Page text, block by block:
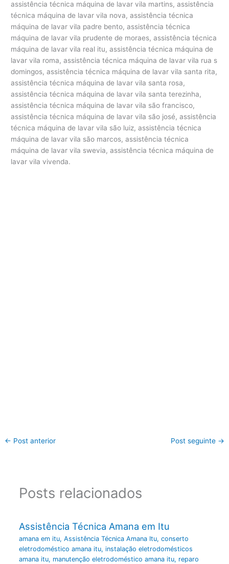
assistência técnica máquina de lavar vila martins, assistência
técnica máquina de lavar vila nova, assistência técnica
máquina de lavar vila padre bento, assistência técnica
máquina de lavar vila prudente de moraes, assistência técnica
máquina de lavar vila real itu, assistência técnica máquina de
lavar vila roma, assistência técnica máquina de lavar vila rua s
domingos, assistência técnica máquina de lavar vila santa rita,
assistência técnica máquina de lavar vila santa rosa,
assistência técnica máquina de lavar vila santa terezinha,
assistência técnica máquina de lavar vila são francisco,
assistência técnica máquina de lavar vila são josé, assistência
técnica máquina de lavar vila são luiz, assistência técnica
máquina de lavar vila são marcos, assistência técnica
máquina de lavar vila swevia, assistência técnica máquina de
lavar vila vivenda.
← Post anterior Post seguinte →
Posts relacionados
Assistência Técnica Amana em Itu
amana em itu, Assistência Técnica Amana Itu, conserto
eletrodoméstico amana itu, instalação eletrodomésticos
amana itu, manutenção eletrodoméstico amana itu, reparo